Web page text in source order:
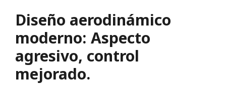
Diseño aerodinámico
moderno: Aspecto
agresivo, control
mejorado.